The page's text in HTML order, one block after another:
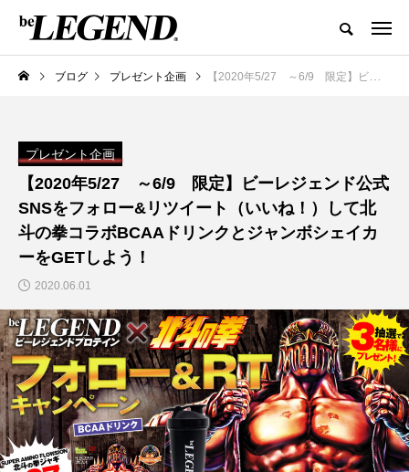
ブログ プレゼント企画 【2020年5/27 ～6/9 限定】ビーレジェンド公式SNSをフォロー&リツイート（いいね！）して北斗の拳コラボBCAAドリンクとジャンボシェイカーをGETしよう！
プレゼント企画
【2020年5/27 ～6/9 限定】ビーレジェンド公式
SNSをフォロー&リツイート（いいね！）して北
斗の拳コラボBCAAドリンクとジャンボシェイカ
ーをGETしよう！
2020.06.01